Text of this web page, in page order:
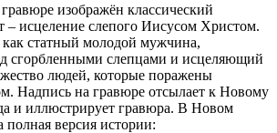
изображён классический
– исцеление слепого Иисусом Христом.
статный молодой мужчина,
сгорбленными слепцами и исцеляющий
людей, которые поражены
Надпись на гравюре отсылает к Новому
и иллюстрирует гравюра. В Новом
полная версия истории: